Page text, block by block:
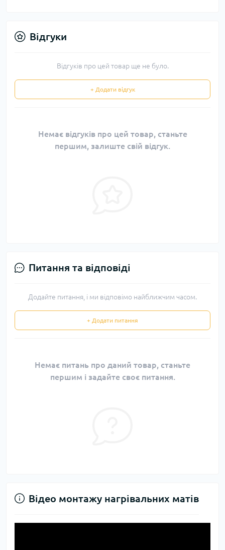
Відгуки
Відгуків про цей товар ще не було.
+ Додати відгук
Немає відгуків про цей товар, станьте
першим, залиште свій відгук.
Питання та відповіді
Додайте питання, і ми відповімо найближчим часом.
+ Додати питання
Немає питань про даний товар, станьте
першим і задайте своє питання.
Відео монтажу нагрівальних матів